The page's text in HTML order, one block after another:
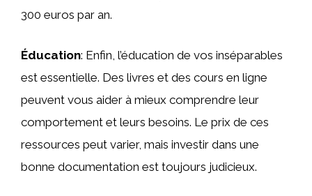
300 euros par an.
Éducation: Enfin, l’éducation de vos inséparables
est essentielle. Des livres et des cours en ligne
peuvent vous aider à mieux comprendre leur
comportement et leurs besoins. Le prix de ces
ressources peut varier, mais investir dans une
bonne documentation est toujours judicieux.